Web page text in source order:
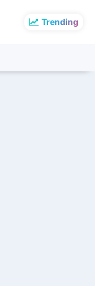
Trending